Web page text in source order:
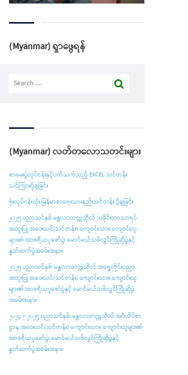
(Myanmar) ရှာဖွေရန်
Search
(Myanmar) လတ်တလောသတင်းများ
စာမေးပွဲလုပ်ငန်းနှင့်ပတ်သက်သည့် EXCEL သင်တန်း
သင်ကြားပို့ချခြင်း
ရုံးလုပ်ငန်းသုံး မြန်မာစာရေးသားနည်းသင်တန်း ပို့ချခြင်း
၂၀၂၅ ပညာသင်နှစ် မန္တလာတက္ကသိုလ် သမိုင်းဘာသာရပ်
အထူးပြု အဝေးသင်(သင်တန်း) ကျောင်းသား၊ ကျောင်းသူ
များ၏ အာစရိယပူဇော်ပွဲ၊ မောင်မယ်သစ်လွင်ကြိုဆိုပွဲနှင့်
နှုတ်ဆက်ပွဲအခမ်းအနား
၂၀၂၅ ပညာသင်နှစ်၊ မန္တလာတက္ကသိုလ် အရှေ့တိုင်းပညာ
အထူးပြု အဝေးသင်(သင်တန်း) ကျောင်းသား၊ ကျောင်းသူ
များ၏ အာစရိယပူ‌ဇော်ပွဲနှင့် မောင်မယ်သစ်လွင်ကြိုဆိုပွဲ
အခမ်းအနား
၂၀၂၄ – ၂၀၂၅ ပညာသင်နှစ်၊ မန္တလာတက္ကသိုလ် အင်္ဂလိပ်စာ
ဌာန အဝေးသင်(သင်တန်း) ကျောင်းသား၊ ကျောင်းသူများ၏
အာစရိယပူဇော်ပွဲ၊ မောင်မယ်သစ်လွင်ကြိုဆိုပွဲနှင့်
နှုတ်ဆက်ပွဲအခမ်းအနား